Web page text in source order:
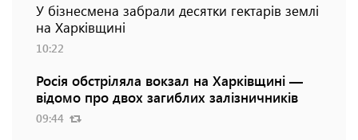
У бізнесмена забрали десятки гектарів землі
на Харківщині
10:22
Росія обстріляла вокзал на Харківщині —
відомо про двох загиблих залізничників
09:44